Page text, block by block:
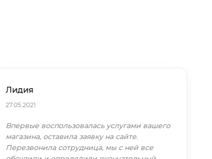
Лидия
27.05.2021
Впервые воспользовалась услугами вашего
магазина, оставила заявку на сайте.
Перезвонила сотрудница, мы с ней все